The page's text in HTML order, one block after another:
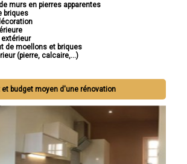
murs en pierres apparentes
briques
extérieur
de moellons et briques
(pierre, calcaire,...)
votre maison pour la rendre plus
adaptée à vos besoins, Socorebat est là
nous dès aujourd'hui pour discuter de votre
vous montrer comment nous pouvons
rénovation.
et budget moyen d'une rénovation